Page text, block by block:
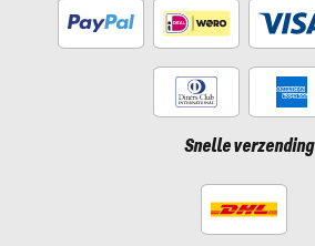
Snelle verzending